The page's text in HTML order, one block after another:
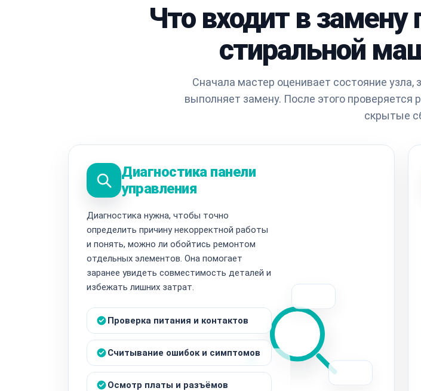
Что входит в замену
стиральной
Сначала мастер оценивает состояние
выполняет замену. После этого
скрытые
Диагностика панели
управления
Диагностика нужна, чтобы точно
определить причину некорректной работы
и понять, можно ли обойтись ремонтом
отдельных элементов. Она помогает
заранее увидеть совместимость деталей и
избежать лишних затрат.
Проверка питания и контактов
Считывание ошибок и симптомов
Осмотр платы и разъёмов